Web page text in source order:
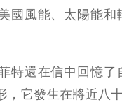
國風能、太陽能和
特還在信中回憶了
，它發生在將近八